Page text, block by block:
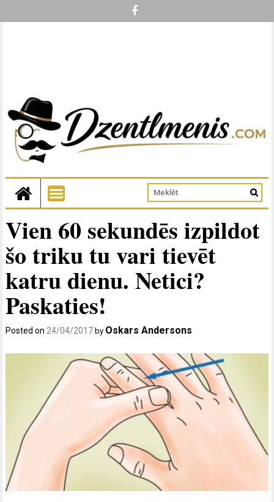
Vien 60 sekundēs izpildot
šo triku tu vari tievēt
katru dienu. Netici?
Paskaties!
Posted on24/04/2017 by Oskars Andersons